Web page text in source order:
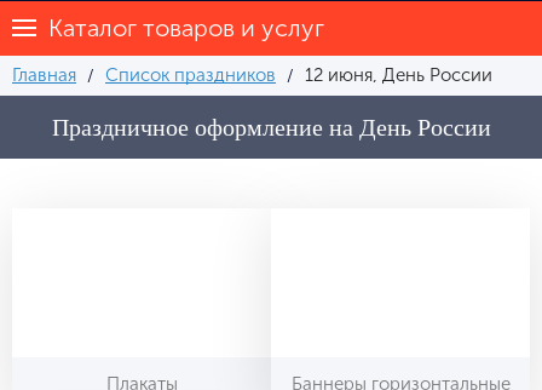
Каталог товаров и услуг
Стенды и таблички
Сувенирная продукция
Модульные картины
Тиражирование
Дизайн и верстка
Изготовление торговых палаток
Главная Список праздников 12 июня, День России
Праздничное оформление на День России
Плакаты Баннеры горизонтальные